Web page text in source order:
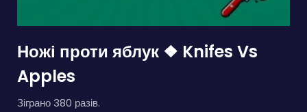
Ножі проти яблук ❖ Knifes Vs
Apples
Зіграно 380 разів.